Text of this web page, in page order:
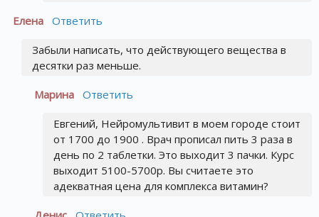
Елена Ответить
Забыли написать, что действующего вещества в
десятки раз меньше.
Марина Ответить
Евгений, Нейромультивит в моем городе стоит
от 1700 до 1900 . Врач прописал пить 3 раза в
день по 2 таблетки. Это выходит 3 пачки. Курс
выходит 5100-5700р. Вы считаете это
адекватная цена для комплекса витамин?